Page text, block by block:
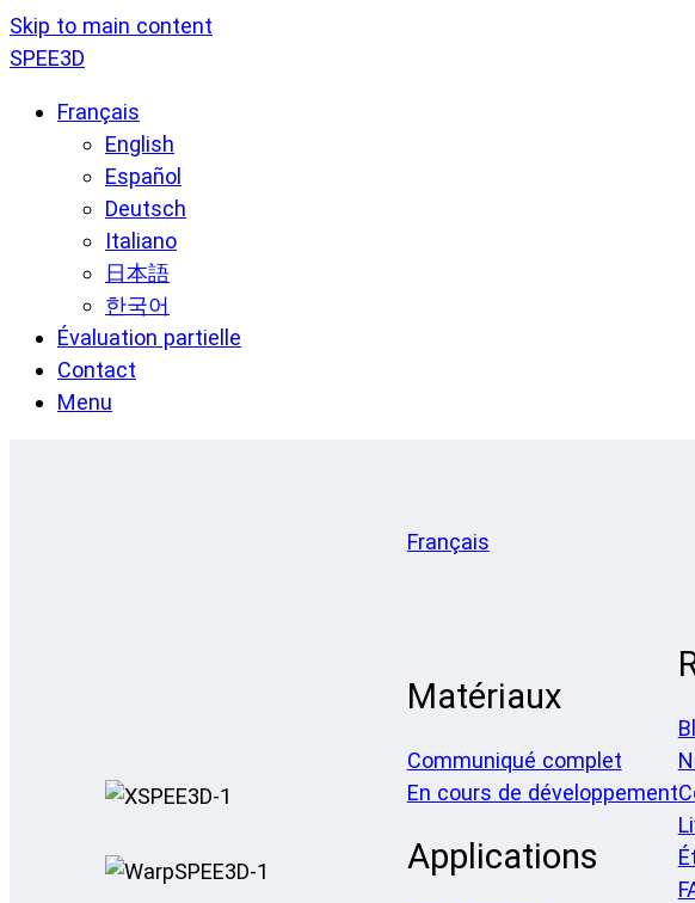
Skip to main content
SPEE3D
Français
English
Español
Deutsch
Italiano
日本語
한국어
Évaluation partielle
Contact
Menu
Français
Matériaux
Communiqué complet
En cours de développement
Applications